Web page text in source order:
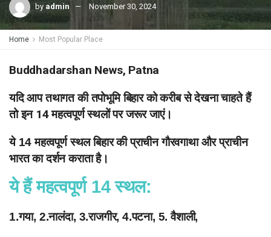
by admin November 30, 2024
Home Most Popular Place
Buddhadarshan News, Patna
यदि आप तथागत की तपोभूमि बिहार को करीब से देखना चाहते हैं
तो इन 14 महत्वपूर्ण स्थलों पर जरूर जाएं।
ये 14 महत्वपूर्ण स्थल बिहार की प्राचीन गौरवगाथा और प्राचीन
भारत का दर्शन कराता है।
ये हैं महत्वपूर्ण 14 स्थल:
1.गया, 2.नालंदा, 3.राजगीर, 4.पटना, 5. वैशाली,